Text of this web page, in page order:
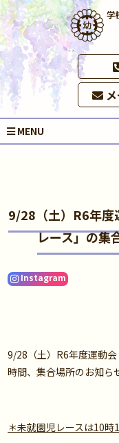
MENU
9/28（土）R6年度
レース」の集
Instagram
9/28（土）R6年度運動
時間、集合場所のお知ら
＊未就園児レースは10時